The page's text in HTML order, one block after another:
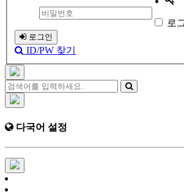
로
로그인
ID/PW 찾기
다국어 설정